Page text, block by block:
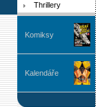
Thrillery
Komiksy
Kalendáře